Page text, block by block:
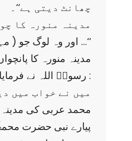
چھانٹ دیتی ہے‘‘۔
مدینہ منورہ کا
’’ اور وہ لوگ جو ( مہاجرین سے ) پہلے الدار( مدینہ منورہ) میںمقیم تھے …‘‘
مدینہ منورہ کا
رسولؐ اللہ نے فرمایا :
’’ میں نے خواب
محمد عربی کی
پیارے نبی حضرت